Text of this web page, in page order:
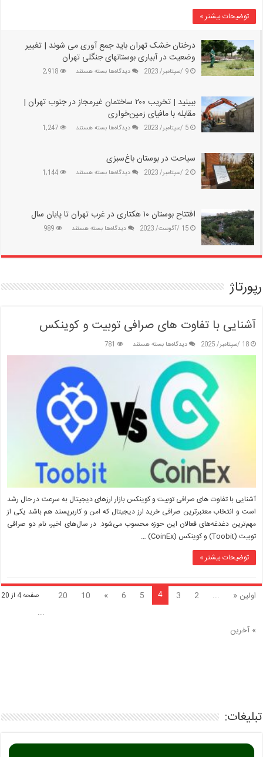
شهرداری
تهران
به
استقبال
تحصیلی
می‌رود
توضیحات بیشتر »
درختان خشک تهران باید جمع آوری می‌ شوند | تغییر
وضعیت در آبیاری بوستانهای جنگلی تهران
9 /سپتامبر/ 2023 دیدگاه‌هابرای
تهران
آوری
|
تغییر
بوستانهای
جنگلی
تهران
بسته هستند 2,918
ببینید | تخریب ۲۰۰ ساختمان غیرمجاز در جنوب تهران |
مقابله با مافیای زمین‌خواری
5 /سپتامبر/ 2023 دیدگاه‌هابرای
ساختمان
تهران
|
مافیای
بسته هستند 1,247
سیاحت در بوستان باغ‌سبزی
2 /سپتامبر/ 2023 دیدگاه‌هابرای
باغ‌سبزی
بسته هستند 1,144
افتتاح بوستان ۱۰ هکتاری در غرب تهران تا پایان سال
15 /آگوست/ 2023 دیدگاه‌هابرای
۱۰
غرب
سال
بسته هستند 989
رپورتاژ
آشنایی با تفاوت های صرافی توبیت و کوینکس
18 /سپتامبر/ 2025 دیدگاه‌هابرای
آشنایی
تفاوت
های
صرافی
توبیت
و
کوینکس
بسته هستند 781
آشنایی با تفاوت های صرافی توبیت و کوینکس بازار ارزهای دیجیتال به سرعت در حال رشد
است و انتخاب معتبرترین صرافی خرید ارز دیجیتال که امن و کاربرپسند هم باشد یکی از
مهم‌ترین دغدغه‌های فعالان این حوزه محسوب می‌شود. در سال‌های اخیر، نام دو صرافی
توبیت (Toobit) و کوینکس (CoinEx) …
توضیحات بیشتر »
صفحه 4 از 20 اولین « ...
2
3
4
5
6
»
10
20
...
» آخرین
تبلیغات: